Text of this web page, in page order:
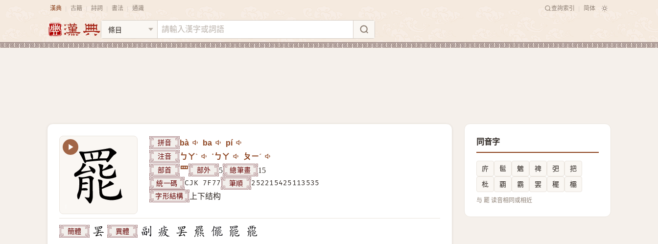
漢典 古籍 詩詞 書法 通識 查詢索引 简体
拼音 bà ba pí
注音 ㄅㄚˋ ˙ㄅㄚ ㄆㄧˊ
部首 罒 部外 5 總筆畫 15
統一碼 CJK 7F77 筆順 252215425113535
字形結構 上下结构
簡體 異體
同音字
庍 䯲 䰦 禆 弝
把
枇
覇 霸 罢 䆉 欛
与 罷 读音相同或相近